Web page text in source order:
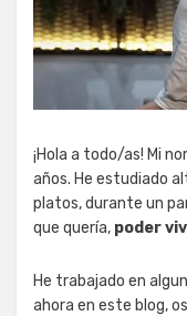
¡Hola a todo/as! Mi
años. He estudiado
platos, durante un
que quería, poder
He trabajado en
ahora en este blog,